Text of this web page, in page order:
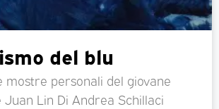
del blu
mostre personali del giovane
Lin Di Andrea Schillaci